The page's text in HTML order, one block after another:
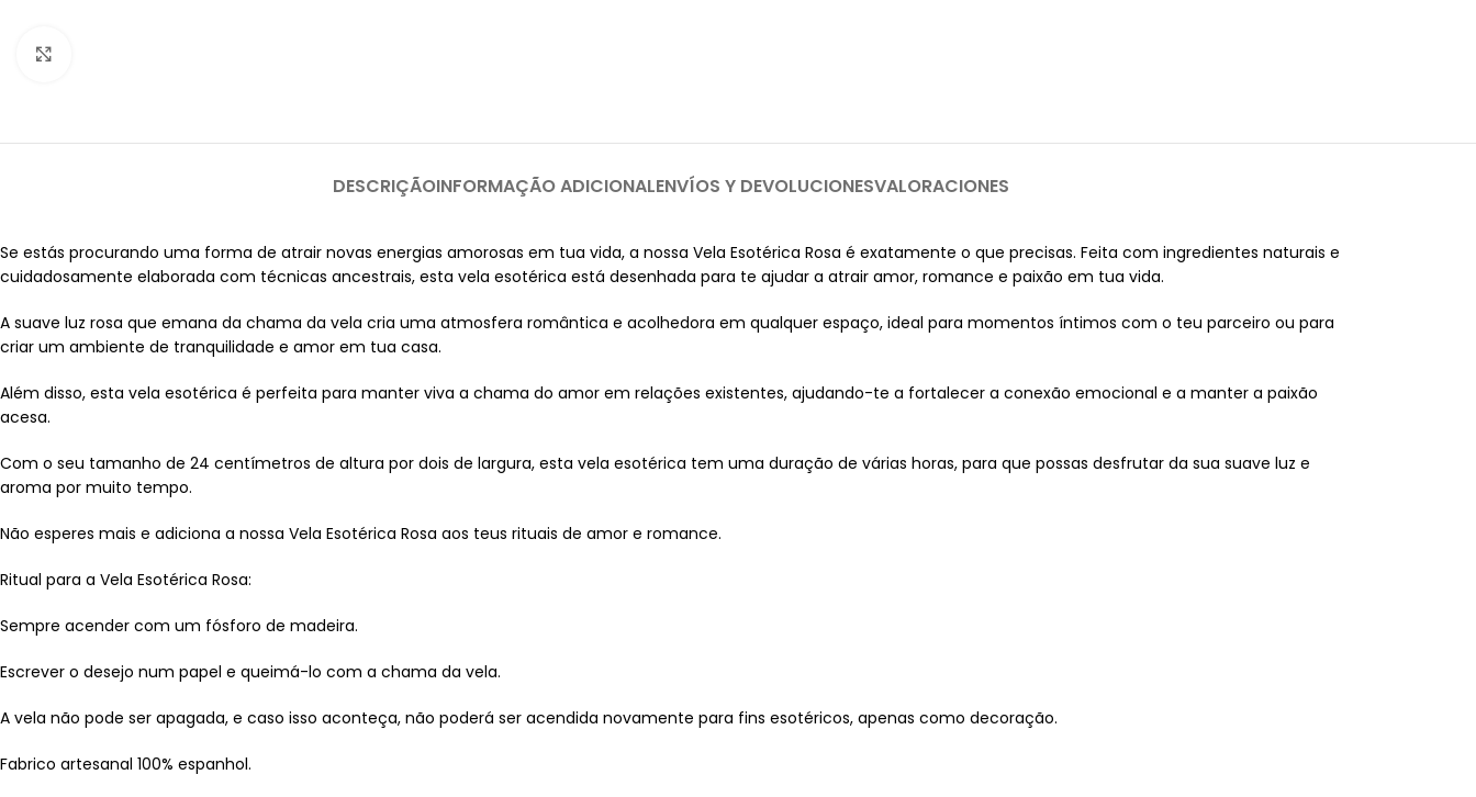
DESCRIÇÃOINFORMAÇÃO ADICIONALENVÍOS Y DEVOLUCIONESVALORACIONES
Se estás procurando uma forma de atrair novas energias amorosas em tua vida, a nossa Vela Esotérica Rosa é exatamente o que precisas. Feita com ingredientes naturais e
cuidadosamente elaborada com técnicas ancestrais, esta vela esotérica está desenhada para te ajudar a atrair amor, romance e paixão em tua vida.
A suave luz rosa que emana da chama da vela cria uma atmosfera romântica e acolhedora em qualquer espaço, ideal para momentos íntimos com o teu parceiro ou para
criar um ambiente de tranquilidade e amor em tua casa.
Além disso, esta vela esotérica é perfeita para manter viva a chama do amor em relações existentes, ajudando-te a fortalecer a conexão emocional e a manter a paixão
acesa.
Com o seu tamanho de 24 centímetros de altura por dois de largura, esta vela esotérica tem uma duração de várias horas, para que possas desfrutar da sua suave luz e
aroma por muito tempo.
Não esperes mais e adiciona a nossa Vela Esotérica Rosa aos teus rituais de amor e romance.
Ritual para a Vela Esotérica Rosa:
Sempre acender com um fósforo de madeira.
Escrever o desejo num papel e queimá-lo com a chama da vela.
A vela não pode ser apagada, e caso isso aconteça, não poderá ser acendida novamente para fins esotéricos, apenas como decoração.
Fabrico artesanal 100% espanhol.